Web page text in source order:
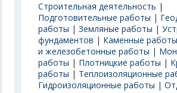
Строительная деятельность |
Подготовительные работы |
работы |Земляные работы |
фундаментов | Каменные работы
и железобетонные работы |
работы | Плотницкие работы |
работы | Теплоизоляционные
Гидроизоляционные работы |